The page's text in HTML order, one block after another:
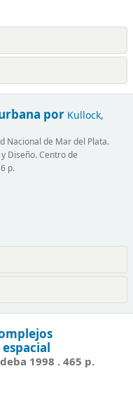
por Kullock,
Nacional de Mar del Plata.
Diseño. Centro de
p.
1998 . 465 p.